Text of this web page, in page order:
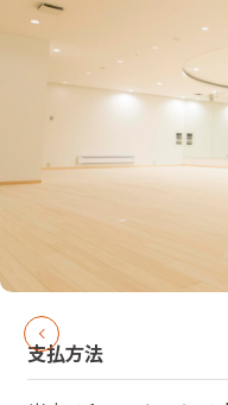
支払方法